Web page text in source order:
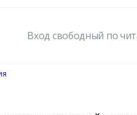
Вход свободный по